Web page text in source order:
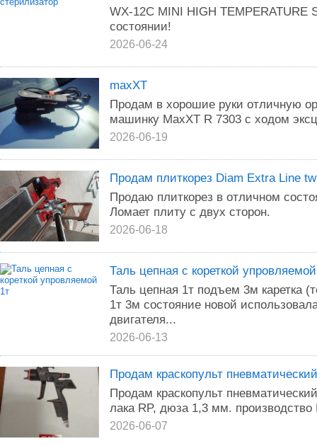
WX-12C MINI HIGH TEMPERATURE
состоянии!
2026-06-24
maxXT
Продам в хорошие руки отличную
машинку MaxXT R 7303 с ходом
2026-06-19
Продам плиткорез Diam Extra Line
Продаю плиткорез в отличном
Ломает плиту с двух сторон.
2026-06-18
Таль цепная с кореткой
Таль цепная 1т подъем 3м каретка
1т 3м состояние новой
двигателя...
2026-06-13
Продам краскопульт
Продам краскопульт
лака RP, дюза 1,3 мм. производство
2026-06-07